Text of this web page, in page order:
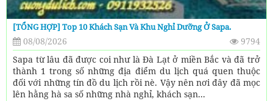
[TỔNG HỢP] Top 10 Khách Sạn Và Khu Nghỉ Dưỡng Ở Sapa.
08/08/2026
9794
Sapa từ lâu đã được coi như là Đà Lạt ở miền Bắc và đã trở
thành 1 trong số những địa điểm du lịch quá quen thuộc
đối với những tín đồ du lịch rồi nè. Vậy nên nơi đây đã mọc
lên hằng hà sa số những nhà nghỉ, khách sạn...